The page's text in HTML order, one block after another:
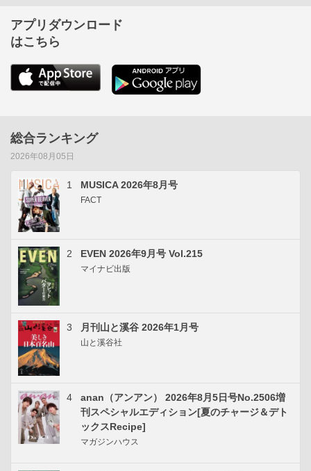
アプリダウンロード
はこちら
総合ランキング
2026年08月05日
1 MUSICA 2026年8月号
FACT
2 EVEN 2026年9月号 Vol.215
マイナビ出版
3 月刊山と溪谷 2026年1月号
山と溪谷社
4
anan（アンアン） 2026年8月5日号No.2506増
刊スペシャルエディション[夏のチャージ＆デト
ックスRecipe]
マガジンハウス